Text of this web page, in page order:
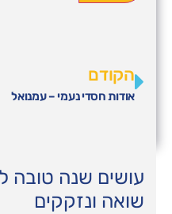
הקודם
אודות חסדי נעמי – עמנואל
עושים שנה טובה
שואה ונזקקים